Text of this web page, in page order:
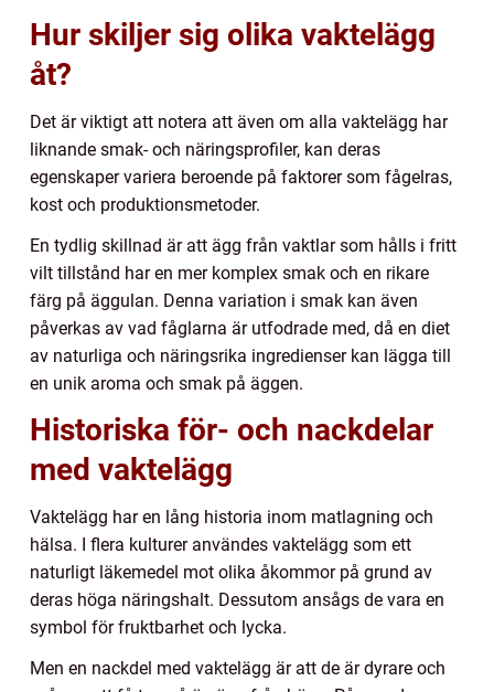
Hur skiljer sig olika vaktelägg
åt?
Det är viktigt att notera att även om alla vaktelägg har
liknande smak- och näringsprofiler, kan deras
egenskaper variera beroende på faktorer som fågelras,
kost och produktionsmetoder.
En tydlig skillnad är att ägg från vaktlar som hålls i fritt
vilt tillstånd har en mer komplex smak och en rikare
färg på äggulan. Denna variation i smak kan även
påverkas av vad fåglarna är utfodrade med, då en diet
av naturliga och näringsrika ingredienser kan lägga till
en unik aroma och smak på äggen.
Historiska för- och nackdelar
med vaktelägg
Vaktelägg har en lång historia inom matlagning och
hälsa. I flera kulturer användes vaktelägg som ett
naturligt läkemedel mot olika åkommor på grund av
deras höga näringshalt. Dessutom ansågs de vara en
symbol för fruktbarhet och lycka.
Men en nackdel med vaktelägg är att de är dyrare och